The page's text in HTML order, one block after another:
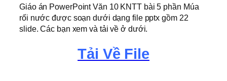
Giáo án PowerPoint Văn 10 KNTT bài 5 phần Múa
rối nước được soạn dưới dạng file pptx gồm 22
slide. Các bạn xem và tải về ở dưới.
Tải Về File